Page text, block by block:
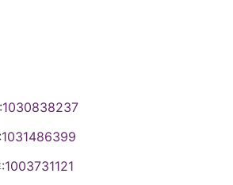
1030838237
1031486399
1003731121